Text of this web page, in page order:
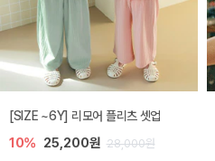
[SIZE ~6Y] 리모어 플리츠 셋업
10% 25,200원 28,000원